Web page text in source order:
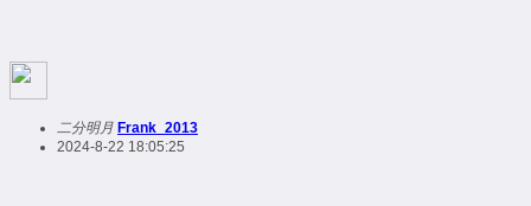
二分明月 Frank_2013
2024-8-22 18:05:25